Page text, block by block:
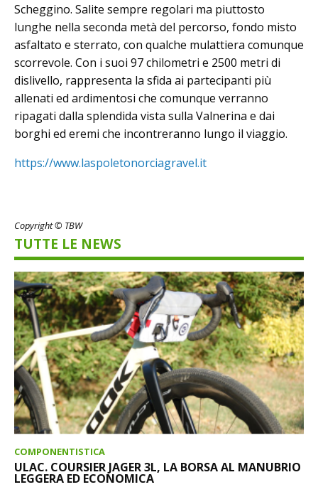
Scheggino. Salite sempre regolari ma piuttosto
lunghe nella seconda metà del percorso, fondo misto
asfaltato e sterrato, con qualche mulattiera comunque
scorrevole. Con i suoi 97 chilometri e 2500 metri di
dislivello, rappresenta la sfida ai partecipanti più
allenati ed ardimentosi che comunque verranno
ripagati dalla splendida vista sulla Valnerina e dai
borghi ed eremi che incontreranno lungo il viaggio.
https://www.laspoletonorciagravel.it
Copyright © TBW
TUTTE LE NEWS
COMPONENTISTICA
ULAC. COURSIER JAGER 3L, LA BORSA AL MANUBRIO
LEGGERA ED ECONOMICA